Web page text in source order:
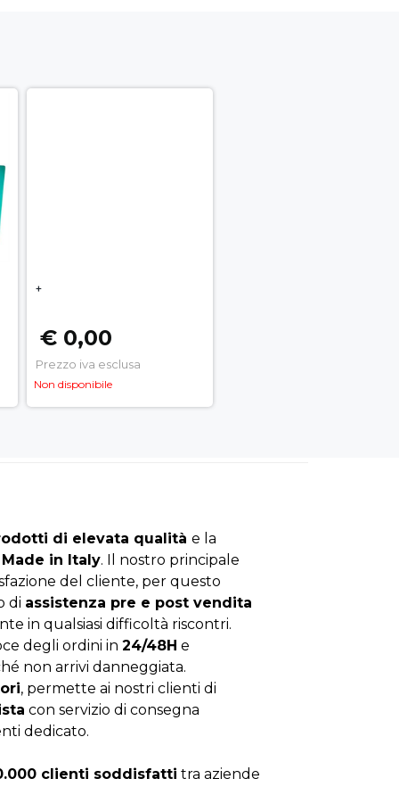
+
€ 0,00
Prezzo iva esclusa
Non disponibile
di elevata qualità e la
Made in Italy. Il nostro principale
del cliente, per questo
di assistenza pre e post vendita
in qualsiasi difficoltà riscontri.
degli ordini in 24/48H e
non arrivi danneggiata.
, permette ai nostri clienti di
con servizio di consegna
dedicato.
clienti soddisfatti tra aziende